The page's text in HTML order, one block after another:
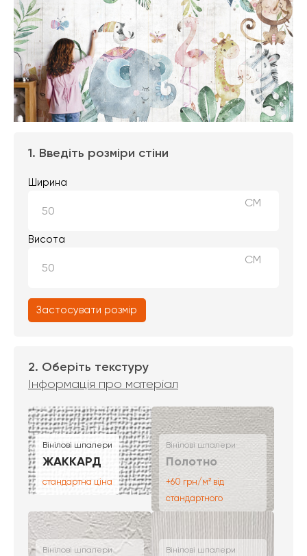
1. Введіть розміри стіни
Ширина
СМ
Висота
СМ
Застосувати розмір
2. Оберіть текстуру
Інформація про матеріал
Вінілові шпалери
ЖАККАРД
стандартна ціна
Вінілові шпалери
Полотно
+60 грн/м² від
стандартного
Вінілові шпалери Вінілові шпалери